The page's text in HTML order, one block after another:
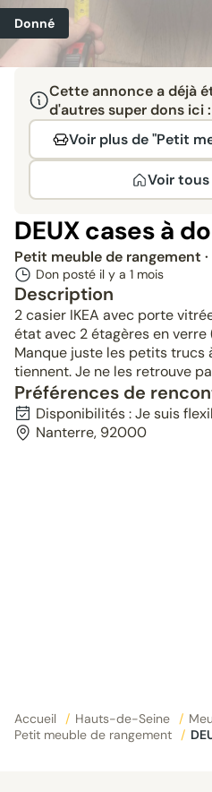
Donné
Cette annonce a déjà
d'autres super dons ici :
Voir plus de "Petit
Voir
DEUX cases à
Petit meuble de rangement
Don posté il y a 1 mois
Description
2 casier IKEA avec porte
état avec 2 étagères en verre
Manque juste les petits trucs
tiennent. Je ne les retrouve
Préférences de
Disponibilités : Je suis
Nanterre, 92000
Accueil / Hauts-de-Seine /
Petit meuble de rangement
/